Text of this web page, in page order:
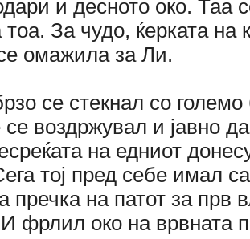
и десното око. Таа
За чудо, ќерката на
омажила за Ли.
се стекнал со големо
воздржувал и јавно да
на едниот
тој пред себе имал
пречка на патот за прв
фрлил око на врвната